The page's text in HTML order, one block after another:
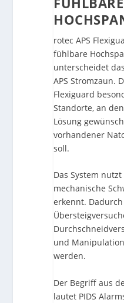
rotec APS
fühlbare
unterscheidet
APS Stromzaun.
Flexiguard
Standorte, an
Lösung
vorhandener
soll.
Das System
mechanische
erkennt.
und
werden.
Der Begriff aus
lautet PIDS